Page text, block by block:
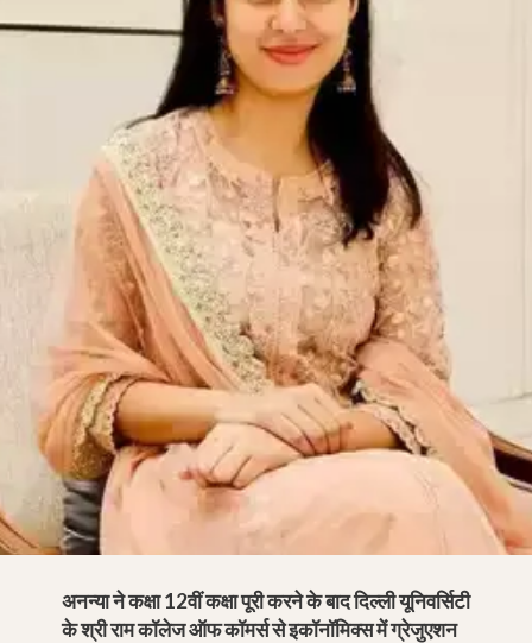
अनन्या ने कक्षा 12वीं कक्षा पूरी करने के बाद दिल्ली यूनिवर्सिटी
के श्री राम कॉलेज ऑफ कॉमर्स से इकॉनॉमिक्स में ग्रेजुएशन